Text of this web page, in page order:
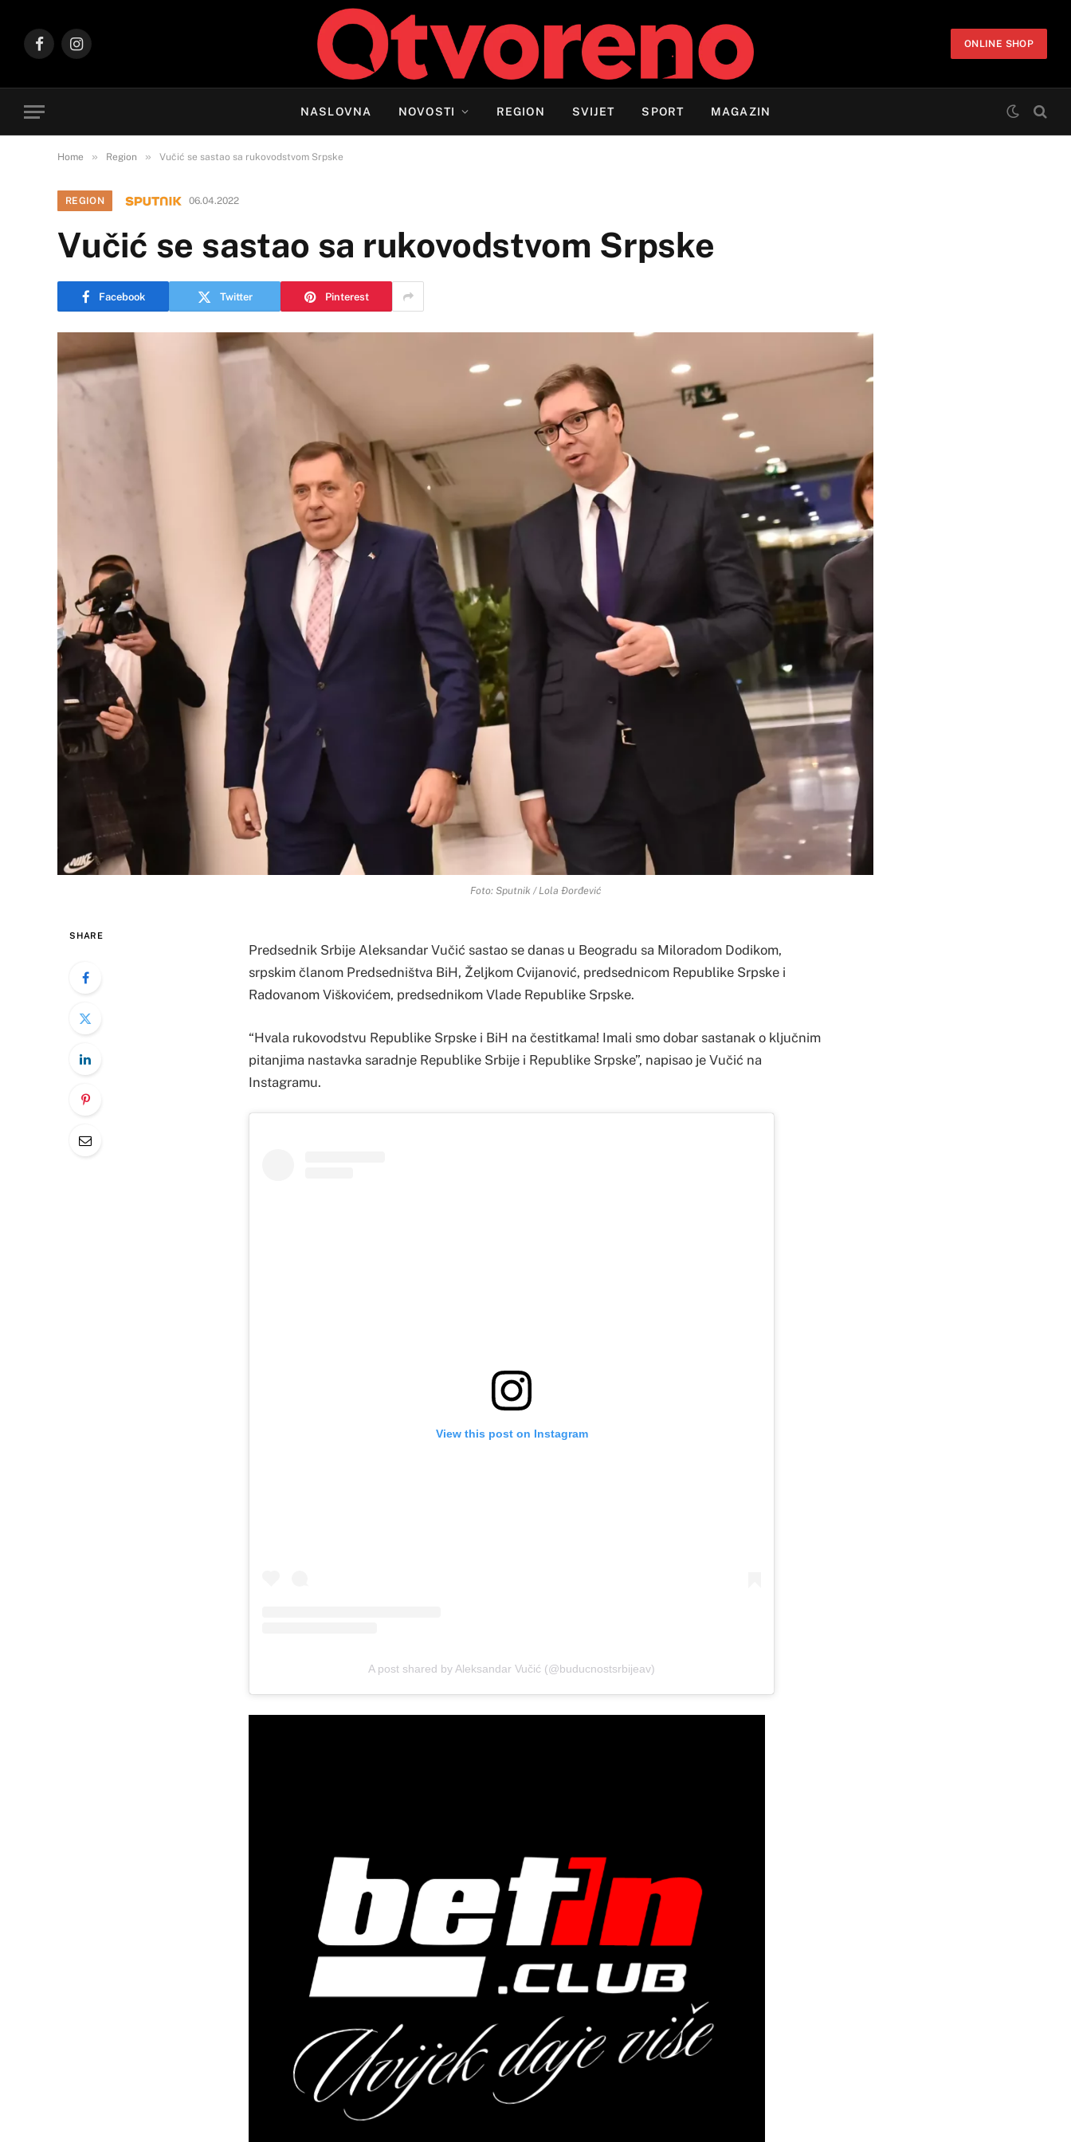
FacebookInstagram
ONLINE SHOP
NASLOVNA NOVOSTI REGION SVIJET SPORT MAGAZIN
Home » Region » Vučić se sastao sa rukovodstvom Srpske
REGION 06.04.2022
Vučić se sastao sa rukovodstvom Srpske
Facebook Twitter Pinterest
Foto: Sputnik / Lola Đorđević
SHARE
Predsednik Srbije Aleksandar Vučić sastao se danas u Beogradu sa Miloradom Dodikom,
srpskim članom Predsedništva BiH, Željkom Cvijanović, predsednicom Republike Srpske i
Radovanom Viškovićem, predsednikom Vlade Republike Srpske.
“Hvala rukovodstvu Republike Srpske i BiH na čestitkama! Imali smo dobar sastanak o ključnim
pitanjima nastavka saradnje Republike Srbije i Republike Srpske”, napisao je Vučić na
Instagramu.
View this post on Instagram
A post shared by Aleksandar Vučić (@buducnostsrbijeav)